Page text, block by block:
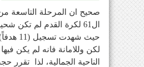
صحيح ان المرحلة التاسعة من
ال61 لكرة القدم لم تكن
حيث
لكن وللامانة فانه لم يكن
الناحية الجمالية، لذا تقرر